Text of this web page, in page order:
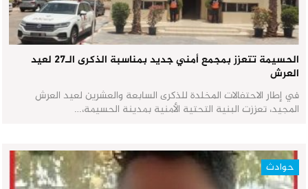
الحسيمة تتعزز بمجمع أمني جديد بمناسبة الذكرى الـ27 لعيد
العرش
في إطار الاحتفالات المخلدة للذكرى السابعة والعشرين لعيد العرش
المجيد، تعززت البنية التحتية الأمنية بمدينة الحسيمة،…
حوادث